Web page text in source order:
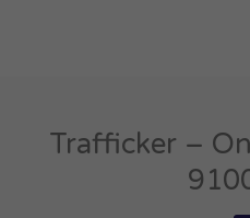
Trafficker –